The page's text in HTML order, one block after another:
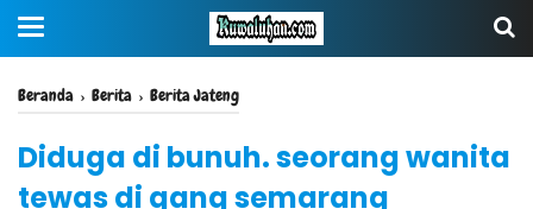
Beranda › Berita › Berita Jateng
Diduga di bunuh. seorang wanita
tewas di gang semarang